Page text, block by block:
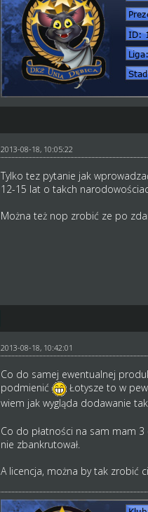
2013-08-18, 10:05:22
Tylko tez pytanie jak
12-15 lat o takch
Można też nop zrobić ze po
2013-08-18, 10:42:01
Co do samej ewentualnej
podmienić
Łotysze to w
wiem jak wygląda dodawanie
Co do płatności na sam mam
nie zbankrutował.
A licencja, można by tak zrobić